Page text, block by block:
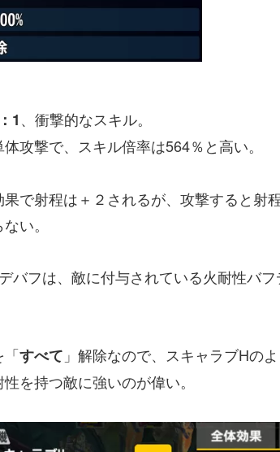
1、衝撃的なスキル。
攻撃で、スキル倍率は564％と高い。
で射程は＋２されるが、攻撃すると射
い。
バフは、敵に付与されている火耐性バフ
「すべて 」解除なので、スキャラブHの
を持つ敵に強いのが偉い。